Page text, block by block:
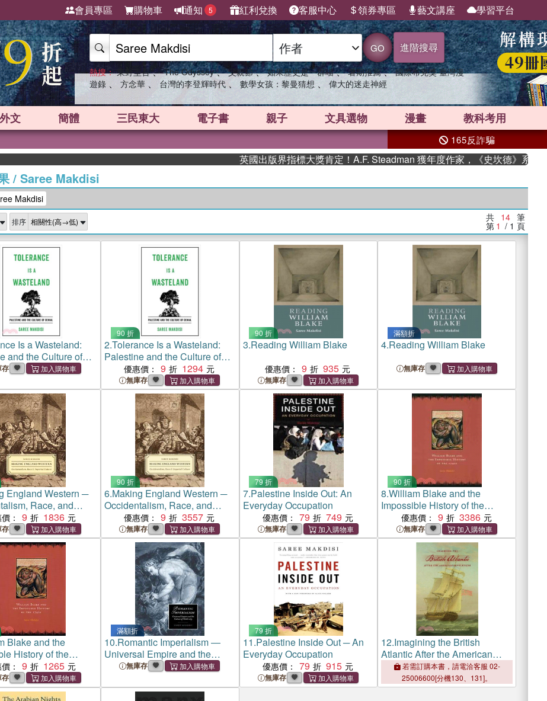
會員專區 購物車 通知 5 紅利兌換 客服中心 領券專區 藝文講座 學習平台
GO 進階搜尋
熱搜： 東野圭吾 、 The Odyssey 、 父親節 、 如果歷史是一群喵 、 暑期推薦 、 國際布克獎 臺灣漫
遊錄 、 方念華 、 台灣的李登輝時代 、 數學女孩：黎曼猜想 、 偉大的迷走神經
外文 簡體 三民東大 電子書 親子 文具選物 漫畫 教科考用
165反詐騙
英國出版界指標大獎肯定！A.F. Steadman 獲年度作家，《史坎德》系列帶你
/ Saree Makdisi
Makdisi
排序 共 14 筆
第 1 / 1 頁
Is a Wasteland:
and the Culture of
存
90 折
2.Tolerance Is a Wasteland:
Palestine and the Culture of
Denial優惠價： 9 1294
無庫存
90 折
3.Reading William Blake
優惠價： 9 935
無庫存
滿額折
4.Reading William Blake
無庫存
England Western ─
Race, and
Culture
： 9 1836
存
90 折
6.Making England Western ─
Occidentalism, Race, and
Imperial Culture
優惠價： 9 3557
無庫存
79 折
7.Palestine Inside Out: An
Everyday Occupation
優惠價： 79 749
無庫存
90 折
8.William Blake and the
Impossible History of the
1790s優惠價： 9 3386
無庫存
Blake and the
History of the
： 9 1265
存
滿額折
10.Romantic Imperialism ―
Universal Empire and the
Culture of Modernity
無庫存
79 折
11.Palestine Inside Out ─ An
Everyday Occupation
優惠價： 79 915
無庫存
12.Imagining the British
Atlantic After the American
Revolution
若需訂購本書，請電洽客服 02-
25006600[分機130、131]。